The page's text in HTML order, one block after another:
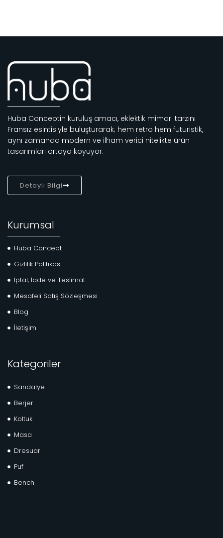
Huba Conceptin kuruluş amacı, eklektik mimari tarzını
Fransız esintisiyle buluşturarak; hem retro hem futuristik,
aynı zamanda modern ve ilham verici nitelikte ürün
tasarımları ortaya koyuyor.
Detaylı Bilgi
Kurumsal
Huba Concept
Gizlilik Politikası
İptal, İade ve Teslimat
Mesafeli Satış Sözleşmesi
Blog
İletişim
Kategoriler
Sandalye
Berjer
Koltuk
Masa
Dresuar
Puf
Bench